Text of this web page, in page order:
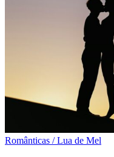
Românticas / Lua de Mel